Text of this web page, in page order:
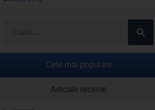
Cele mai populare
Articole recente